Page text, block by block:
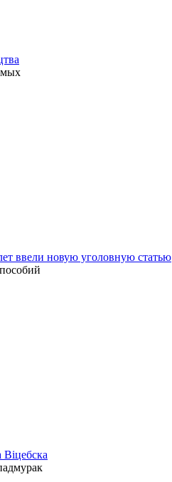
ввели новую уголовную статью